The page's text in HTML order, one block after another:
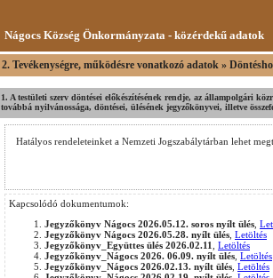
Nágocs Község Önkormányzata - közérdekű adatok
2. Tevékenységre, működésre vonatkozó adatok »
1. A testületi szerv döntései előkészítésének rendje, az állampolgári
továbbá nyilvánossága, döntései, ülésének jegyzőkönyvei, illetve
Hatályos rendeleteinket a Nemzeti Jogszabálytárban lehet
Kapcsolódó dokumentumok:
Jegyzőkönyv Nágocs 2026.05.12. soros nyílt ülés
Jegyzőkönyv Nágocs 2026.05.28. nyílt ülés Letöltés
Jegyzőkönyv_Együttes ülés 2026.02.11
Letöltés
Jegyzőkönyv_Nágocs 2026. 06.09. nyílt ülés Letöltés
Jegyzőkönyv_Nágocs 2026.02.13. nyílt ülés Letöltés